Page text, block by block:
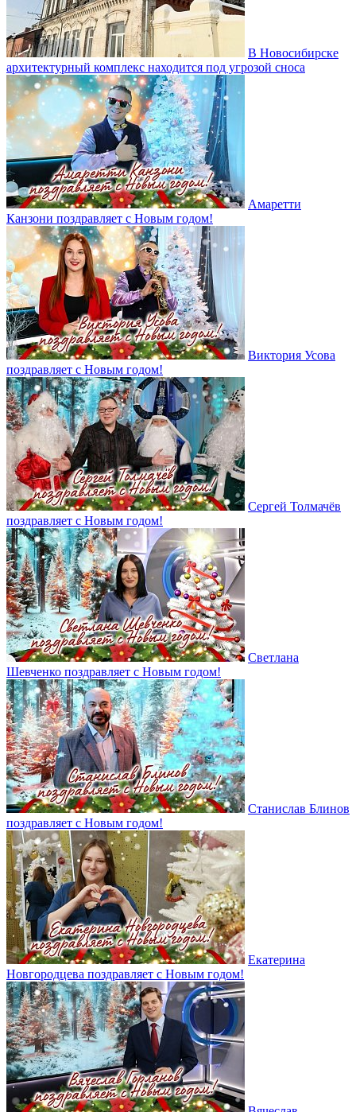
В Новосибирске
архитектурный комплекс находится под угрозой сноса
Амаретти
Канзони поздравляет с Новым годом!
Виктория Усова
поздравляет с Новым годом!
Сергей Толмачёв
поздравляет с Новым годом!
Светлана
Шевченко поздравляет с Новым годом!
Станислав Блинов
поздравляет с Новым годом!
Екатерина
Новгородцева поздравляет с Новым годом!